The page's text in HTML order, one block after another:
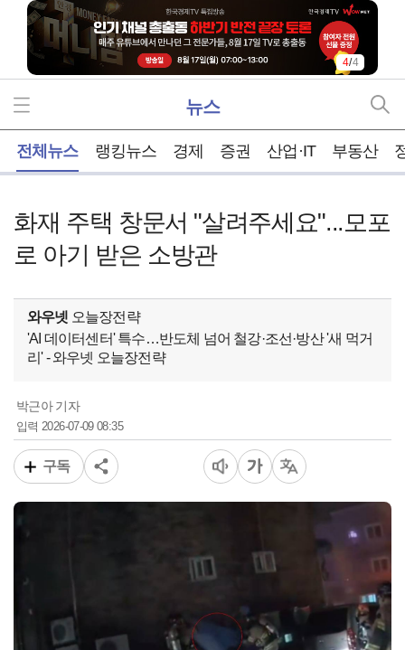
4/4
뉴스
전체뉴스 랭킹뉴스 경제 증권 산업·IT 부동산
화재 주택 창문서 "살려주세요"...모포
로 아기 받은 소방관
와우넷 오늘장전략
'AI 데이터센터' 특수…반도체 넘어 철강·조선·방산 '새 먹거
리' - 와우넷 오늘장전략
박근아 기자
입력2026-07-09 08:35
구독